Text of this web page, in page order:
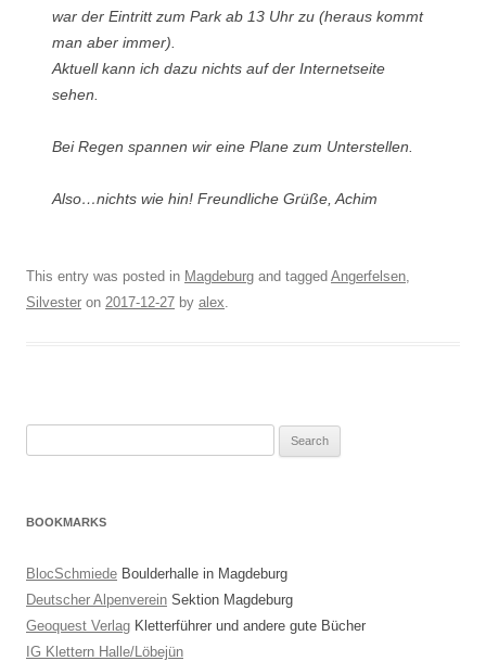
war der Eintritt zum Park ab 13 Uhr zu (heraus kommt
man aber immer).
Aktuell kann ich dazu nichts auf der Internetseite
sehen.
Bei Regen spannen wir eine Plane zum Unterstellen.
Also…nichts wie hin! Freundliche Grüße, Achim
This entry was posted in Magdeburg and tagged Angerfelsen
Silvester on 2017-12-27 by alex
BOOKMARKS
BlocSchmiede Boulderhalle in Magdeburg
Deutscher Alpenverein Sektion Magdeburg
Geoquest Verlag Kletterführer und andere gute Bücher
IG Klettern Halle/Löbejün